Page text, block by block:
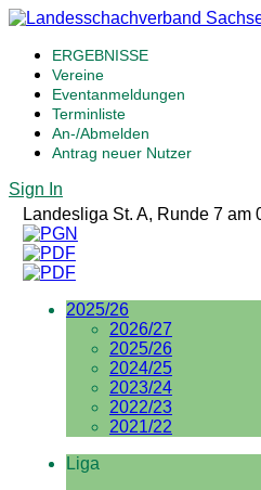
ERGEBNISSE
Vereine
Eventanmeldungen
Terminliste
An-/Abmelden
Antrag neuer Nutzer
Sign In
Landesliga St. A, Runde 7 am
2025/26
2026/27
2025/26
2024/25
2023/24
2022/23
2021/22
Liga